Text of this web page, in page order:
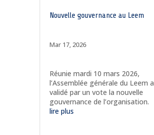
Nouvelle gouvernance au Leem
Mar 17, 2026
Réunie mardi 10 mars 2026,
l’Assemblée générale du Leem a
validé par un vote la nouvelle
gouvernance de l’organisation.
lire plus